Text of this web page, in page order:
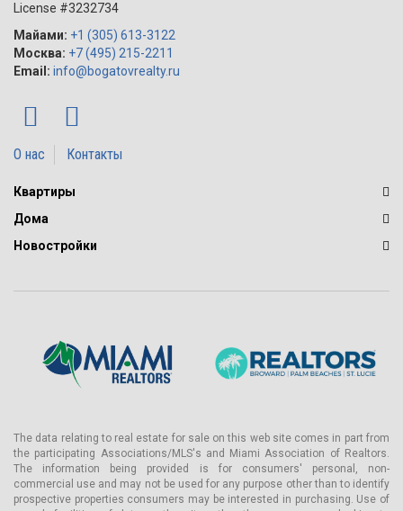
License #3232734
Майами: +1 (305) 613-3122
Москва: +7 (495) 215-2211
Email: info@bogatovrealty.ru
О нас Контакты
Квартиры
Дома
Новостройки
The data relating to real estate for sale on this web site comes in part from
the participating Associations/MLS's and Miami Association of Realtors.
The information being provided is for consumers' personal, non-
commercial use and may not be used for any purpose other than to identify
prospective properties consumers may be interested in purchasing. Use of